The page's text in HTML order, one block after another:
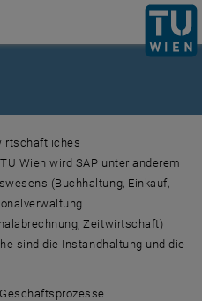
Wien wird SAP unter anderem
(Buchhaltung, Einkauf,
Zeitwirtschaft)
sind die Instandhaltung und die